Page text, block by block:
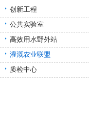
创新工程
公共实验室
高效用水野外站
灌溉农业联盟
质检中心